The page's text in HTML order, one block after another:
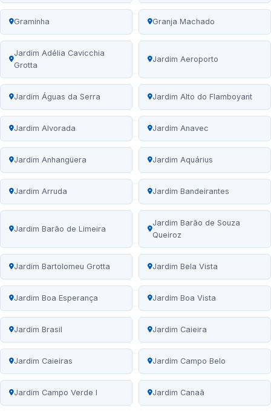
Graminha Granja Machado
Jardim Adélia Cavicchia
Grotta
Jardim Aeroporto
Jardim Águas da Serra Jardim Alto do Flamboyant
Jardim Alvorada Jardim Anavec
Jardim Anhangüera Jardim Aquárius
Jardim Arruda Jardim Bandeirantes
Jardim Barão de Limeira
Jardim Barão de Souza
Queiroz
Jardim Bartolomeu Grotta Jardim Bela Vista
Jardim Boa Esperança Jardim Boa Vista
Jardim Brasil Jardim Caieira
Jardim Caieiras Jardim Campo Belo
Jardim Campo Verde I Jardim Canaã